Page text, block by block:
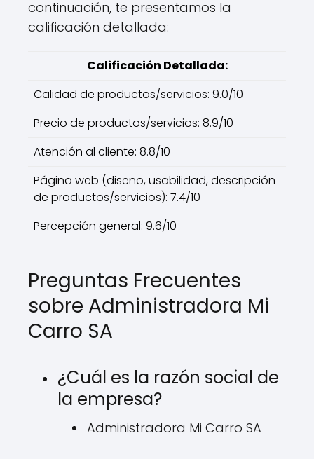
continuación, te presentamos la
calificación detallada:
Calificación Detallada:
Calidad de productos/servicios: 9.0/10
Precio de productos/servicios: 8.9/10
Atención al cliente: 8.8/10
Página web (diseño, usabilidad, descripción
de productos/servicios): 7.4/10
Percepción general: 9.6/10
Preguntas Frecuentes
sobre Administradora Mi
Carro SA
¿Cuál es la razón social de
la empresa?
Administradora Mi Carro SA